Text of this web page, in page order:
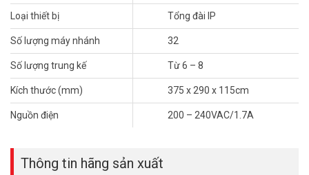
10. Mobility Extension.
11. Hỗ trợ các giao diện truyền thống và giao diện IP chuẩn SIP.
12. Định tuyến thông minh.
13. Linh động và thuận tiện trong việc bảo dưỡng.
Tổng đài NEC SL1000-08-32 cấu hình 8 trung kế 32 máy nhánh
bao gồm:
– 01 Khung chính tổng đài IP4WW-1632M-A KSU gồm 04 trung kế
– 08 máy nhánh, khả năng mở rộng lên đến 12 trung kế-32 máy
– 01 Card IP4WW-408E-A1 mở rộng 04 trung kế và 08 máy nhánh.
– 02 Card IP4WW-008E-A1 mở rộng 08 máy nhánh
Loại thiết bị Tổng đài IP
Số lượng máy nhánh 32
Số lượng trung kế Từ 6 – 8
Kích thước (mm) 375 x 290 x 115cm
Nguồn điện 200 – 240VAC/1.7A
Thông tin hãng sản xuất